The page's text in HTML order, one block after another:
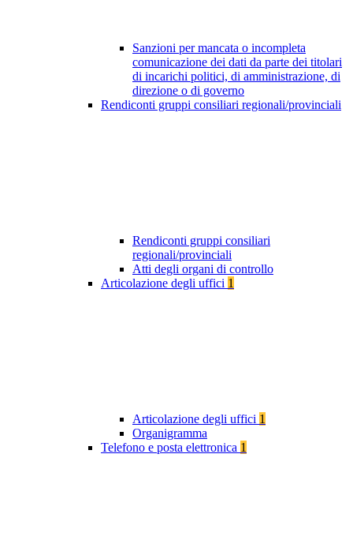
Sanzioni per mancata o incompleta
comunicazione dei dati da parte dei titolari
di incarichi politici, di amministrazione, di
direzione o di governo
Rendiconti gruppi consiliari regionali/provinciali
Rendiconti gruppi consiliari
regionali/provinciali
Atti degli organi di controllo
Articolazione degli uffici 1
Articolazione degli uffici 1
Organigramma
Telefono e posta elettronica 1